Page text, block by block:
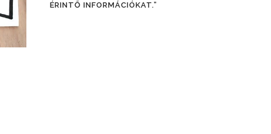
ÉRINTŐ INFORMÁCIÓKAT.”